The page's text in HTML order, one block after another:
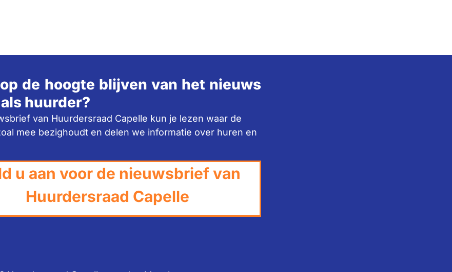
de hoogte blijven van het nieuws
huurder?
van Huurdersraad Capelle kun je lezen waar de
mee bezighoudt en delen we informatie over huren en
u aan voor de nieuwsbrief van
Huurdersraad Capelle